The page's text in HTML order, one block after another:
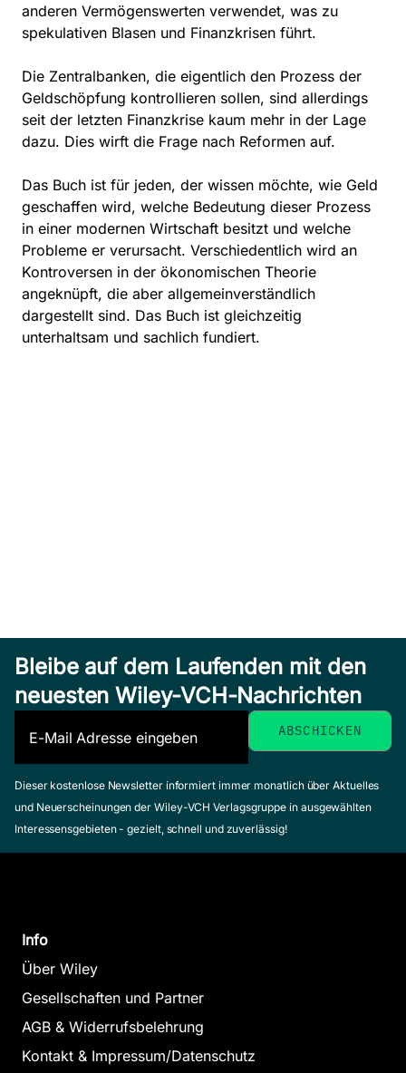
anderen Vermögenswerten verwendet, was zu
spekulativen Blasen und Finanzkrisen führt.
Die Zentralbanken, die eigentlich den Prozess der
Geldschöpfung kontrollieren sollen, sind allerdings
seit der letzten Finanzkrise kaum mehr in der Lage
dazu. Dies wirft die Frage nach Reformen auf.
Das Buch ist für jeden, der wissen möchte, wie Geld
geschaffen wird, welche Bedeutung dieser Prozess
in einer modernen Wirtschaft besitzt und welche
Probleme er verursacht. Verschiedentlich wird an
Kontroversen in der ökonomischen Theorie
angeknüpft, die aber allgemeinverständlich
dargestellt sind. Das Buch ist gleichzeitig
unterhaltsam und sachlich fundiert.
Bleibe auf dem Laufenden mit den
neuesten Wiley-VCH-Nachrichten
Dieser kostenlose Newsletter informiert immer monatlich über Aktuelles
und Neuerscheinungen der Wiley-VCH Verlagsgruppe in ausgewählten
Interessensgebieten - gezielt, schnell und zuverlässig!
Info
Über Wiley
Gesellschaften und Partner
AGB & Widerrufsbelehrung
Kontakt & Impressum/Datenschutz